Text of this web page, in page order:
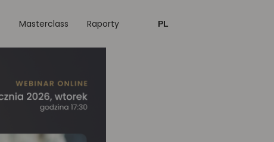
Masterclass Raporty PL